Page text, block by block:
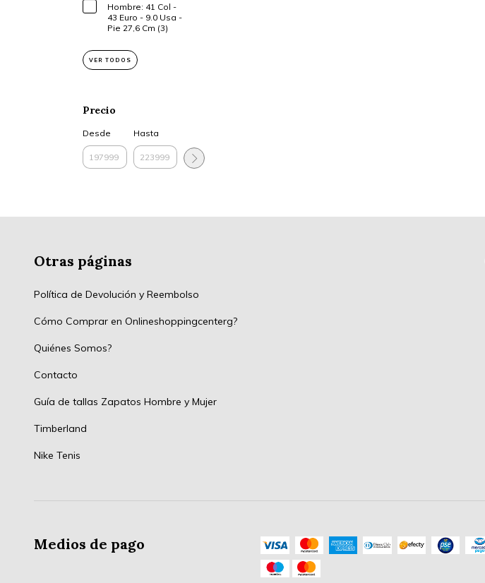
Hombre: 41 Col -
43 Euro - 9.0 Usa -
Pie 27,6 Cm (3)
VER TODOS
Precio
Desde Hasta
Otras páginas
Política de Devolución y Reembolso
Cómo Comprar en Onlineshoppingcenterg?
Quiénes Somos?
Contacto
Guía de tallas Zapatos Hombre y Mujer
Timberland
Nike Tenis
Medios de pago